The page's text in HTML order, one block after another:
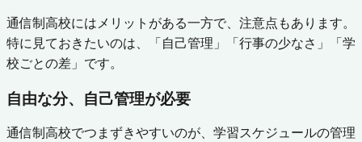
通信制高校にはメリットがある一方で、注意点もあります。
特に見ておきたいのは、「自己管理」「行事の少なさ」「学
校ごとの差」です。
自由な分、自己管理が必要
通信制高校でつまずきやすいのが、学習スケジュールの管理